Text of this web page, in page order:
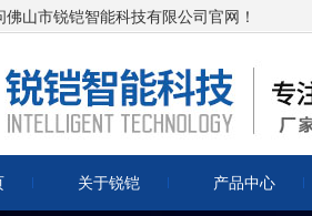
山市锐铠智能科技有限公司官网！
关于锐铠 产品中心